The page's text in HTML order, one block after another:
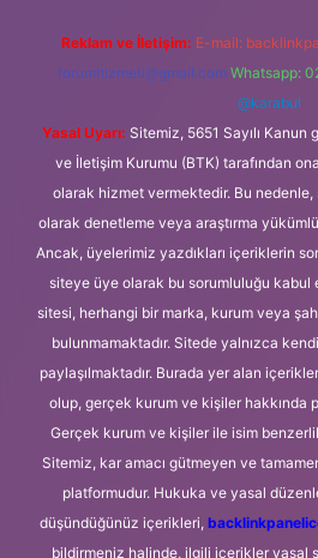
Reklam ve İletişim: E-mail:
forumhizmeti@gmail.com Whatsapp:
@karabul
Yasal Uyarı: Sitemiz, 5651 Sayılı
ve İletişim Kurumu (BTK) tarafından
olarak hizmet vermektedir. Bu
olarak denetleme veya araştırma
Ancak, üyelerimiz yazdıkları içeriklerin
siteye üye olarak bu sorumluluğu kabul
sitesi, herhangi bir marka, kurum veya
bulunmamaktadır. Sitede yalnızca
paylaşılmaktadır. Burada yer alan
olup, gerçek kurum ve kişiler hakkında
Gerçek kurum ve kişiler ile isim
Sitemiz, kar amacı gütmeyen ve
platformudur. Hukuka ve yasal
düşündüğünüz içerikleri,
bildirmeniz halinde, ilgili içerikler yasal